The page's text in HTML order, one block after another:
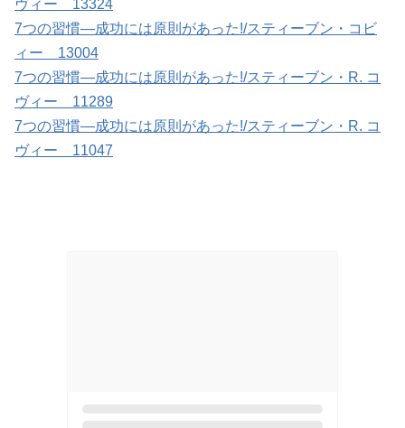
ヴィー 13324
7つの習慣―成功には原則があった!/スティーブン・コビ
ィー 13004
7つの習慣―成功には原則があった!/スティーブン・R. コ
ヴィー 11289
7つの習慣―成功には原則があった!/スティーブン・R. コ
ヴィー 11047